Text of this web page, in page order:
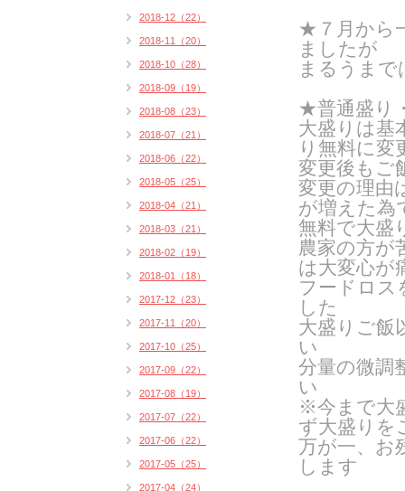
★７月から
ましたが
まるうま
★普通盛り
大盛りは基
り無料に変
変更後もご
変更の理由
が増えた為
無料で大盛
農家の方が
は大変心が
フードロス
した
大盛りご飯
い
分量の微調
い
※今まで大
ず大盛りを
万が一、お
します
2018-12（22）
2018-11（20）
2018-10（28）
2018-09（19）
2018-08（23）
2018-07（21）
2018-06（22）
2018-05（25）
2018-04（21）
2018-03（21）
2018-02（19）
2018-01（18）
2017-12（23）
2017-11（20）
2017-10（25）
2017-09（22）
2017-08（19）
2017-07（22）
2017-06（22）
2017-05（25）
2017-04（24）